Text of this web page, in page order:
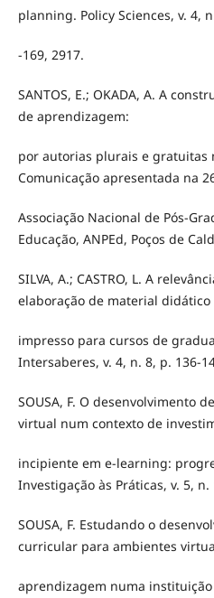
planning. Policy Sciences, v. 4,
-169, 2917.
SANTOS, E.; OKADA, A. A
de aprendizagem:
por autorias plurais e gratuitas
Comunicação apresentada na
Associação Nacional de Pós-
Educação, ANPEd, Poços de
SILVA, A.; CASTRO, L. A
elaboração de material didático
impresso para cursos de
Intersaberes, v. 4, n. 8, p. 136-
SOUSA, F. O desenvolvimento
virtual num contexto de
incipiente em e-learning:
Investigação às Práticas, v. 5, n.
SOUSA, F. Estudando o
curricular para ambientes
aprendizagem numa